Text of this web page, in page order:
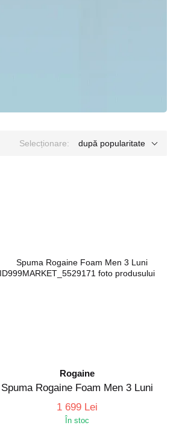
Selecționare: după popularitate
Rogaine
Spuma Rogaine Foam Men 3 Luni
1 699 Lei
În stoc